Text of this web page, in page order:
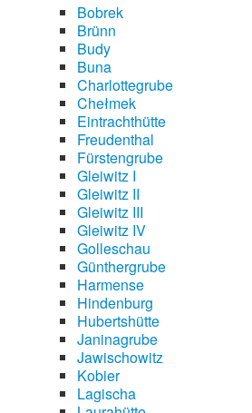
Bobrek
Brünn
Budy
Buna
Charlottegrube
Chełmek
Eintrachthütte
Freudenthal
Fürstengrube
Gleiwitz I
Gleiwitz II
Gleiwitz III
Gleiwitz IV
Golleschau
Günthergrube
Harmense
Hindenburg
Hubertshütte
Janinagrube
Jawischowitz
Kobier
Lagischa